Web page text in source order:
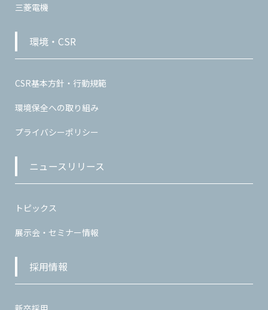
三菱電機
環境・CSR
CSR基本方針・行動規範
環境保全への取り組み
プライバシーポリシー
ニュースリリース
トピックス
展示会・セミナー情報
採用情報